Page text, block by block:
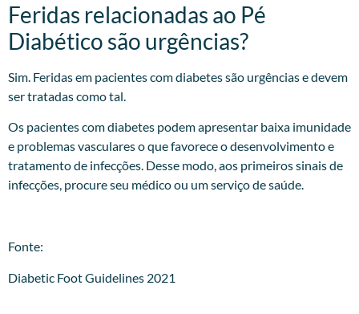
Feridas relacionadas ao Pé
Diabético são urgências?
Sim. Feridas em pacientes com diabetes são urgências e devem
ser tratadas como tal.
Os pacientes com diabetes podem apresentar baixa imunidade
e problemas vasculares o que favorece o desenvolvimento e
tratamento de infecções. Desse modo, aos primeiros sinais de
infecções, procure seu médico ou um serviço de saúde.
Fonte:
Diabetic Foot Guidelines 2021